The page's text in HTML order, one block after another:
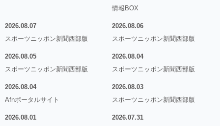
情報BOX
2026.08.07
スポーツニッポン新聞西部版
2026.08.06
スポーツニッポン新聞西部版
2026.08.05
スポーツニッポン新聞西部版
2026.08.04
スポーツニッポン新聞西部版
2026.08.04
Afnポータルサイト
2026.08.03
スポーツニッポン新聞西部版
2026.08.01
2026.07.31